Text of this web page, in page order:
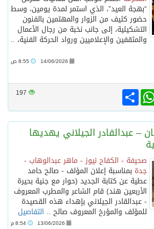
“بهجة العيد”، الذي استمر لمدة يومين، وسط
حضور كثيف من الزوار والمهتمين بالفنون
التشكيلية، إلى جانب نخبة من رجال الأعمال
والمثقفين والإعلاميين ورواد الحركة الفنية، ..
14/06/2026
197 Share
– عبدالقادر الجيلاني يهديها
صحيفة - الكفاح نيوز - ماهر عبدالوهاب -
جدة بمناسبة إعلان المؤلف - صالح حامد
عطية عن كتابة الجديد (حوار مع جنية بحيرة
الأربعين هند) قام الشاعر والمطرب المعروف
- عبدالقادر الجيلاني بإهداء هذه القصيدة
للمؤلف والمؤرخ المعروف صالح .. التفاصيل
13/06/2026